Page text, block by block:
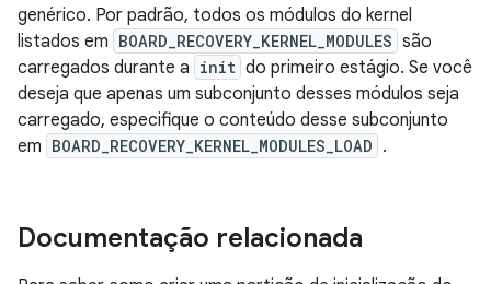
genérico. Por padrão, todos os módulos do kernel
listados em BOARD_RECOVERY_KERNEL_MODULES são
carregados durante a init do primeiro estágio. Se você
deseja que apenas um subconjunto desses módulos seja
carregado, especifique o conteúdo desse subconjunto
em BOARD_RECOVERY_KERNEL_MODULES_LOAD .
Documentação relacionada